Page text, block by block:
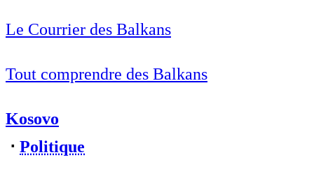
Le Courrier des Balkans
Tout comprendre des Balkans
Kosovo
⋅ Politique